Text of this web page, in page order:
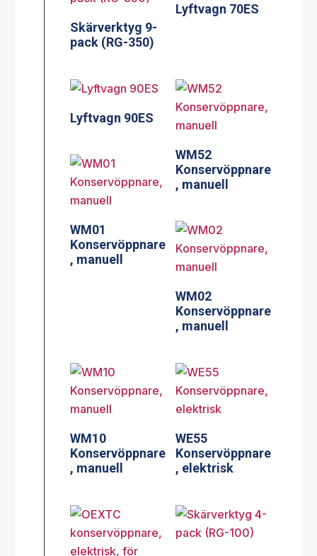
Skärverktyg 9-
pack (RG-350)
Lyftvagn 70ES
Lyftvagn 90ES
WM52
Konservöppnare
, manuell
WM01
Konservöppnare
, manuell
WM02
Konservöppnare
, manuell
WM10
Konservöppnare
, manuell
WE55
Konservöppnare
, elektrisk